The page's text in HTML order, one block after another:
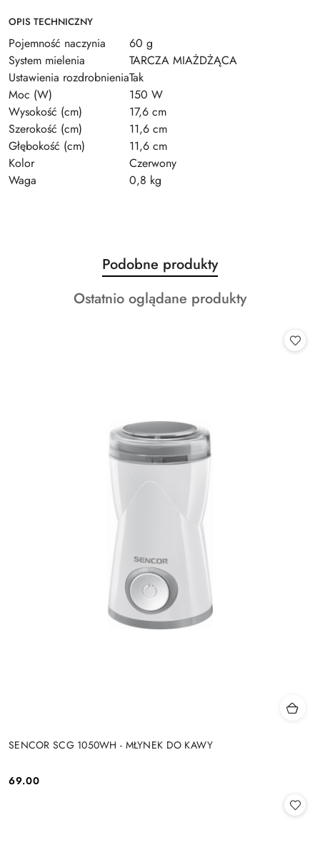
OPIS TECHNICZNY
Pojemność naczynia
60 g
System mielenia
TARCZA MIAŻDŻĄCA
Ustawienia rozdrobnieniaTak
Moc (W)
150 W
Wysokość (cm)
17,6 cm
Szerokość (cm)
11,6 cm
Głębokość (cm)
11,6 cm
Kolor
Czerwony
Waga
0,8 kg
Pomiń karuzelę produktów
Produkty
o
statusie:
Podobne produkty
Produkty
Ostatnio oglądane produkty
SENCOR SCG 1050WH - MŁYNEK DO KAWY
Cena:
69.00